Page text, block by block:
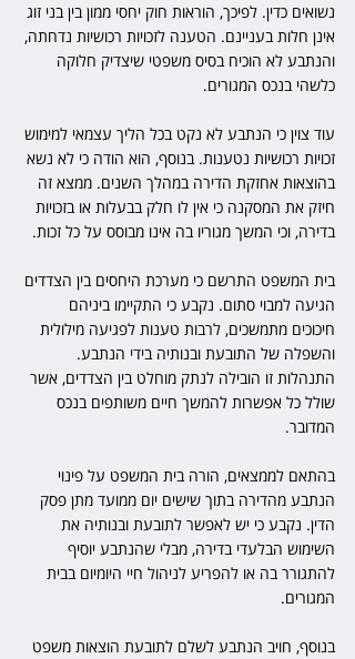
נשואים כדין. לפיכך, הוראות חוק יחסי ממון בין בני זוג
אינן חלות בעניינם. הטענה לזכויות רכושיות נדחתה,
והנתבע לא הוכיח בסיס משפטי שיצדיק חלוקה
כלשהי בנכס המגורים.
עוד צוין כי הנתבע לא נקט בכל הליך עצמאי למימוש
זכויות רכושיות נטענות. בנוסף, הוא הודה כי לא נשא
בהוצאות אחזקת הדירה במהלך השנים. ממצא זה
חיזק את המסקנה כי אין לו חלק בבעלות או בזכויות
בדירה, וכי המשך מגוריו בה אינו מבוסס על כל זכות.
בית המשפט התרשם כי מערכת היחסים בין הצדדים
הגיעה למבוי סתום. נקבע כי התקיימו ביניהם
חיכוכים מתמשכים, לרבות טענות לפגיעה מילולית
והשפלה של התובעת ובנותיה בידי הנתבע.
התנהלות זו הובילה לנתק מוחלט בין הצדדים, אשר
שולל כל אפשרות להמשך חיים משותפים בנכס
המדובר.
בהתאם לממצאים, הורה בית המשפט על פינוי
הנתבע מהדירה בתוך שישים יום ממועד מתן פסק
הדין. נקבע כי יש לאפשר לתובעת ובנותיה את
השימוש הבלעדי בדירה, מבלי שהנתבע יוסיף
להתגורר בה או להפריע לניהול חיי היומיום בבית
המגורים.
בנוסף, חויב הנתבע לשלם לתובעת הוצאות משפט